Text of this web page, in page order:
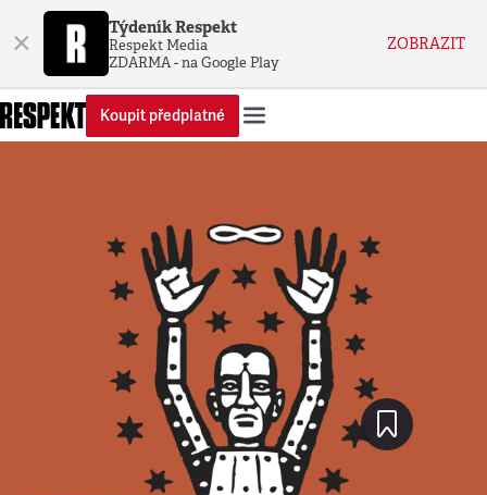
× Týdeník Respekt
Respekt Media
ZDARMA - na Google Play
ZOBRAZIT
Koupit předplatné